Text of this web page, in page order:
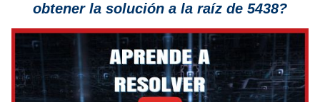
obtener la solución a la raíz de 5438?